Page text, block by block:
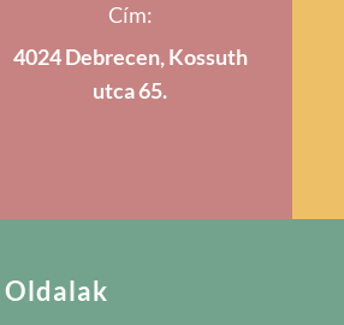
Cím:
4024 Debrecen, Kossuth
utca 65.
Oldalak